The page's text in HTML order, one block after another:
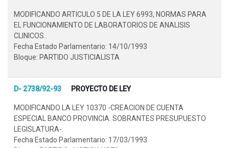
MODIFICANDO ARTICULO 5 DE LA LEY 6993, NORMAS PARA
EL FUNCIONAMIENTO DE LABORATORIOS DE ANALISIS
CLINICOS..
Fecha Estado Parlamentario: 14/10/1993
Bloque: PARTIDO JUSTICIALISTA
D- 2738/92-93 PROYECTO DE LEY
MODIFICANDO LA LEY 10370 -CREACION DE CUENTA
ESPECIAL BANCO PROVINCIA. SOBRANTES PRESUPUESTO
LEGISLATURA-.
Fecha Estado Parlamentario: 17/03/1993